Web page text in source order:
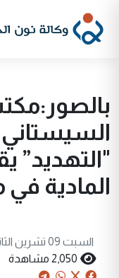
"التهديد”
المادية في
السبت 09 تشرين الثاني 2024
2,050 مشاهدة